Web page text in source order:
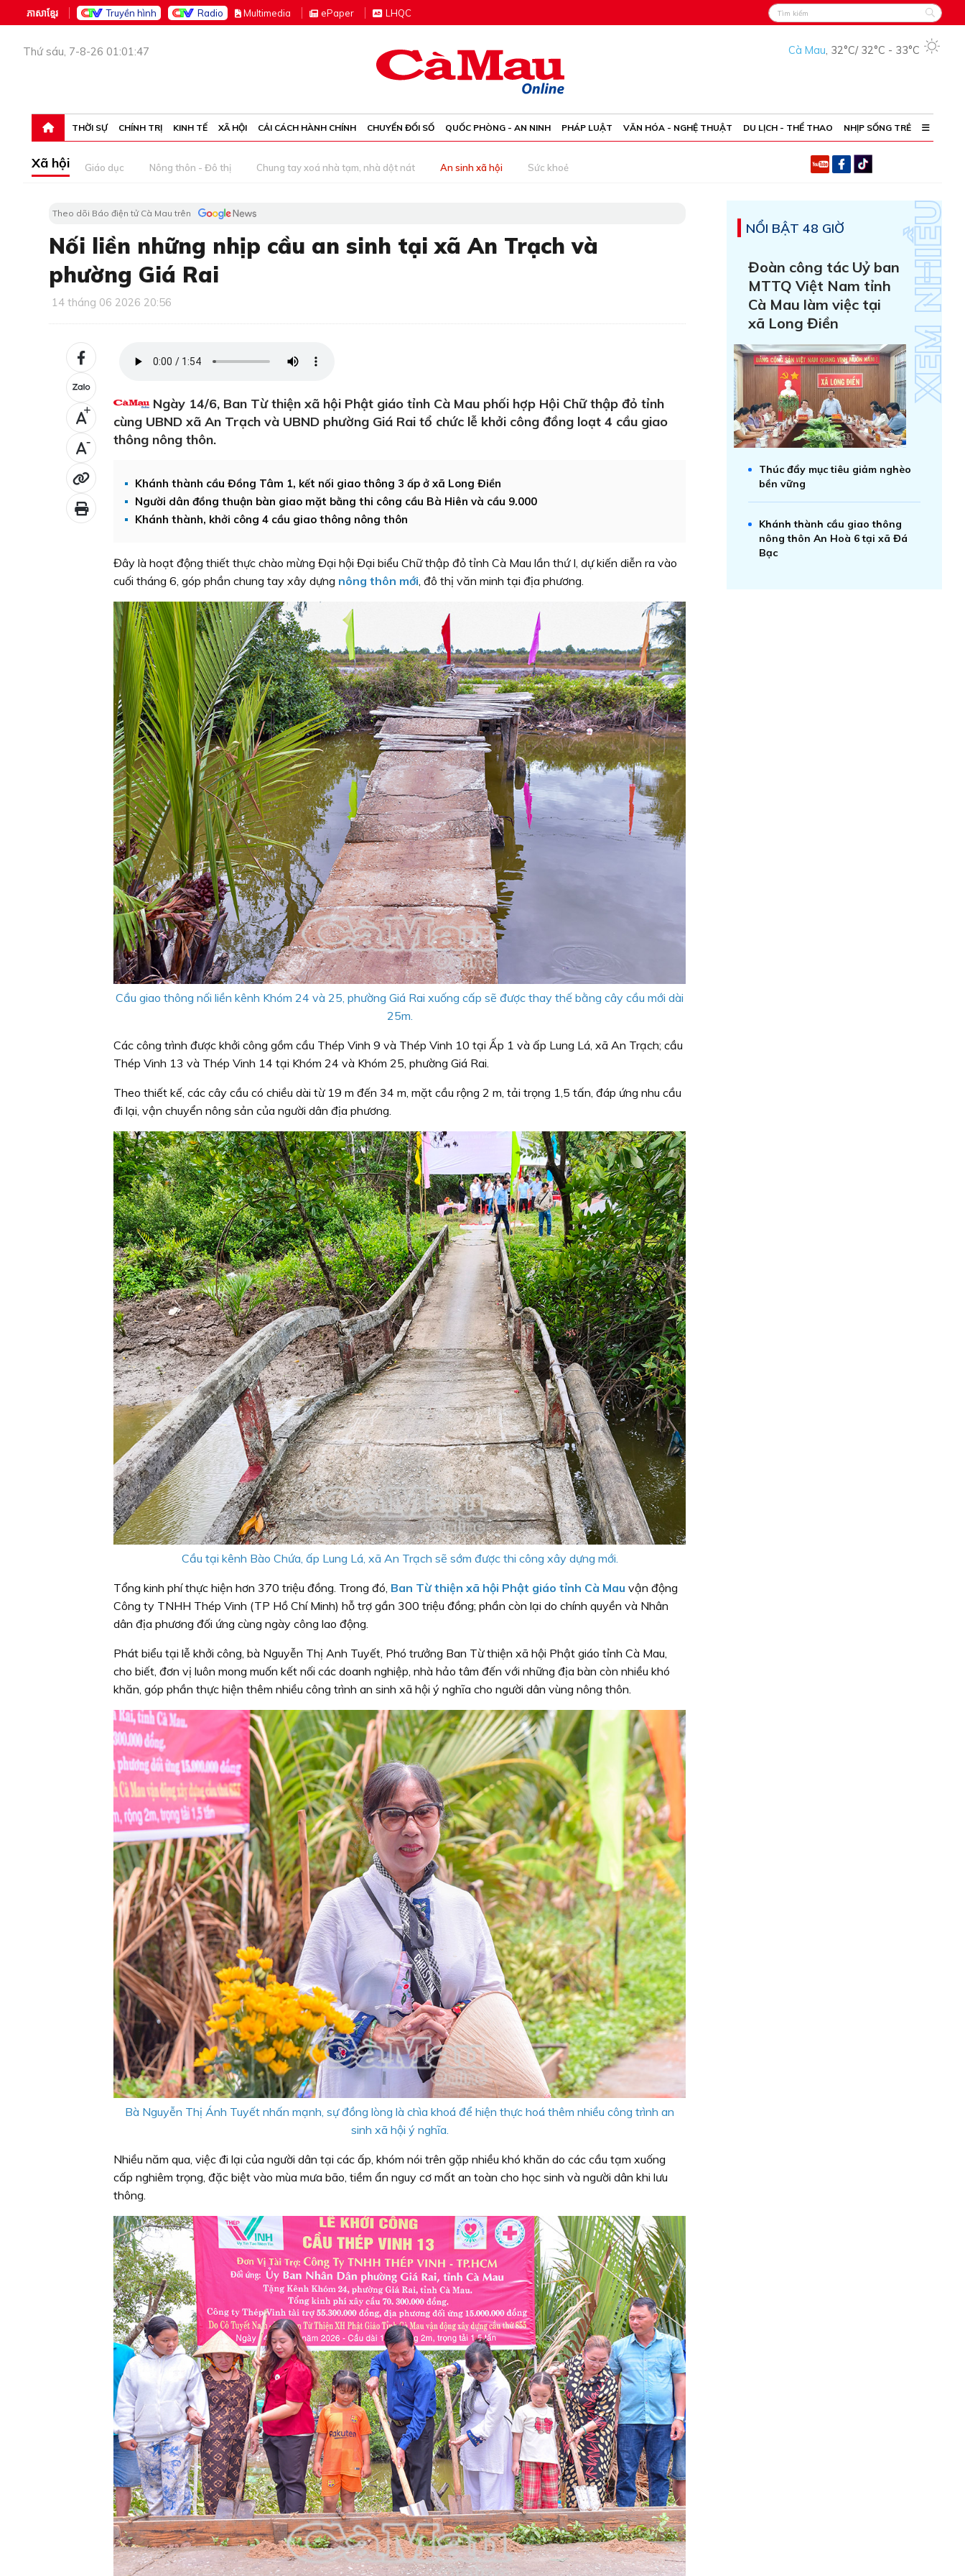
ភាសាខ្មែរ Truyền hình Radio Multimedia ePaper LHQC
Thứ sáu, 7-8-26 01:01:47 Cà Mau, 32°C/ 32°C - 33°C
THỜI SỰ CHÍNH TRỊ KINH TẾ XÃ HỘI CẢI CÁCH HÀNH CHÍNH CHUYỂN ĐỔI SỐ QUỐC PHÒNG - AN NINH PHÁP LUẬT VĂN HÓA - NGHỆ THUẬT DU LỊCH - THỂ THAO NHỊP SỐNG TRẺ
Xã hội Giáo dục Nông thôn - Đô thị Chung tay xoá nhà tạm, nhà dột nát An sinh xã hội Sức khoẻ
Theo dõi Báo điện tử Cà Mau trên
Nối liền những nhịp cầu an sinh tại xã An Trạch và
phường Giá Rai
14 tháng 06 2026 20:56
+
-
Ngày 14/6, Ban Từ thiện xã hội Phật giáo tỉnh Cà Mau phối hợp Hội Chữ thập đỏ tỉnh
cùng UBND xã An Trạch và UBND phường Giá Rai tổ chức lễ khởi công đồng loạt 4 cầu giao
thông nông thôn.
Khánh thành cầu Đồng Tâm 1, kết nối giao thông 3 ấp ở xã Long Điền
Người dân đồng thuận bàn giao mặt bằng thi công cầu Bà Hiên và cầu 9.000
Khánh thành, khởi công 4 cầu giao thông nông thôn
Đây là hoạt động thiết thực chào mừng Đại hội Đại biểu Chữ thập đỏ tỉnh Cà Mau lần thứ I, dự kiến diễn ra vào
cuối tháng 6, góp phần chung tay xây dựng nông thôn mới, đô thị văn minh tại địa phương.
Cầu giao thông nối liền kênh Khóm 24 và 25, phường Giá Rai xuống cấp sẽ được thay thế bằng cây cầu mới dài
25m.
Các công trình được khởi công gồm cầu Thép Vinh 9 và Thép Vinh 10 tại Ấp 1 và ấp Lung Lá, xã An Trạch; cầu
Thép Vinh 13 và Thép Vinh 14 tại Khóm 24 và Khóm 25, phường Giá Rai.
Theo thiết kế, các cây cầu có chiều dài từ 19 m đến 34 m, mặt cầu rộng 2 m, tải trọng 1,5 tấn, đáp ứng nhu cầu
đi lại, vận chuyển nông sản của người dân địa phương.
Cầu tại kênh Bào Chứa, ấp Lung Lá, xã An Trạch sẽ sớm được thi công xây dựng mới.
Tổng kinh phí thực hiện hơn 370 triệu đồng. Trong đó, Ban Từ thiện xã hội Phật giáo tỉnh Cà Mau vận động
Công ty TNHH Thép Vinh (TP Hồ Chí Minh) hỗ trợ gần 300 triệu đồng; phần còn lại do chính quyền và Nhân
dân địa phương đối ứng cùng ngày công lao động.
Phát biểu tại lễ khởi công, bà Nguyễn Thị Anh Tuyết, Phó trưởng Ban Từ thiện xã hội Phật giáo tỉnh Cà Mau,
cho biết, đơn vị luôn mong muốn kết nối các doanh nghiệp, nhà hảo tâm đến với những địa bàn còn nhiều khó
khăn, góp phần thực hiện thêm nhiều công trình an sinh xã hội ý nghĩa cho người dân vùng nông thôn.
Bà Nguyễn Thị Ánh Tuyết nhấn mạnh, sự đồng lòng là chìa khoá để hiện thực hoá thêm nhiều công trình an
sinh xã hội ý nghĩa.
Nhiều năm qua, việc đi lại của người dân tại các ấp, khóm nói trên gặp nhiều khó khăn do các cầu tạm xuống
cấp nghiêm trọng, đặc biệt vào mùa mưa bão, tiềm ẩn nguy cơ mất an toàn cho học sinh và người dân khi lưu
thông.
NỔI BẬT 48 GIỜ
Đoàn công tác Uỷ ban
MTTQ Việt Nam tỉnh
Cà Mau làm việc tại
xã Long Điền
Thúc đẩy mục tiêu giảm nghèo
bền vững
Khánh thành cầu giao thông
nông thôn An Hoà 6 tại xã Đá
Bạc